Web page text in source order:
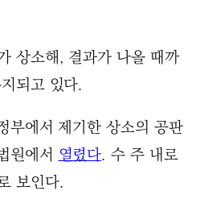
상소해, 결과가 나올 때까
되고 있다.
부에서 제기한 상소의 공판
원에서열렸다. 수 주 내로
보인다.